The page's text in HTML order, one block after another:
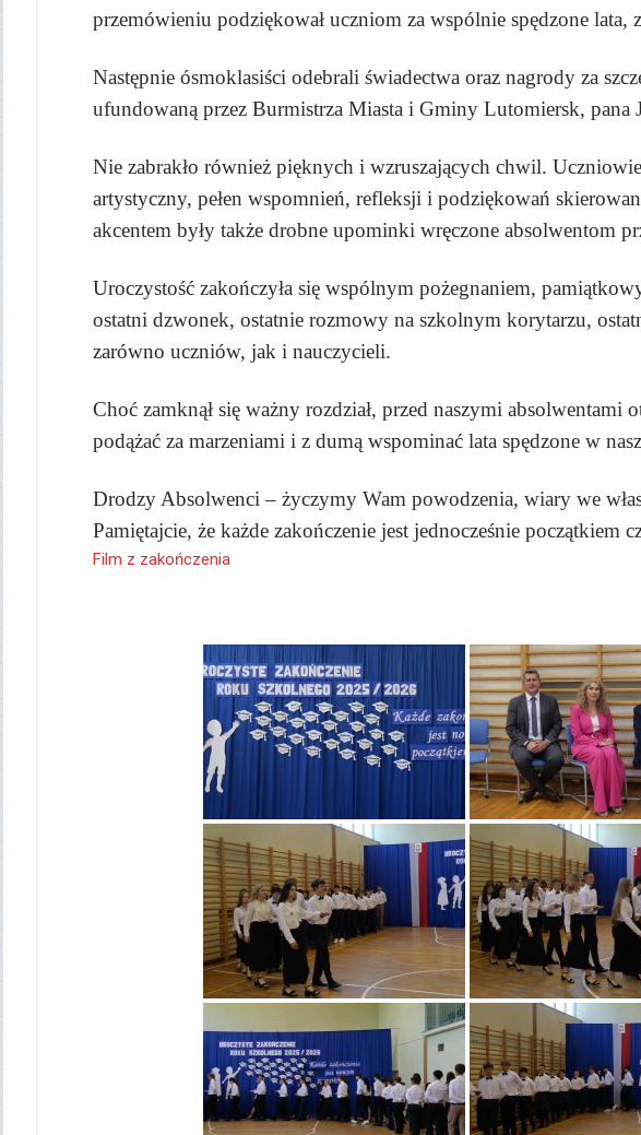
przemówieniu podziękował uczniom za wspólnie spędzone lata,
Następnie ósmoklasiści odebrali świadectwa oraz nagrody za
ufundowaną przez Burmistrza Miasta i Gminy Lutomiersk, pana
Nie zabrakło również pięknych i wzruszających chwil.
artystyczny, pełen wspomnień, refleksji i podziękowań
akcentem były także drobne upominki wręczone absolwentom
Uroczystość zakończyła się wspólnym pożegnaniem,
ostatni dzwonek, ostatnie rozmowy na szkolnym korytarzu,
zarówno uczniów, jak i nauczycieli.
Choć zamknął się ważny rozdział, przed naszymi
podążać za marzeniami i z dumą wspominać lata spędzone w
Drodzy Absolwenci – życzymy Wam powodzenia, wiary we
Pamiętajcie, że każde zakończenie jest jednocześnie początkiem
Film z zakończenia